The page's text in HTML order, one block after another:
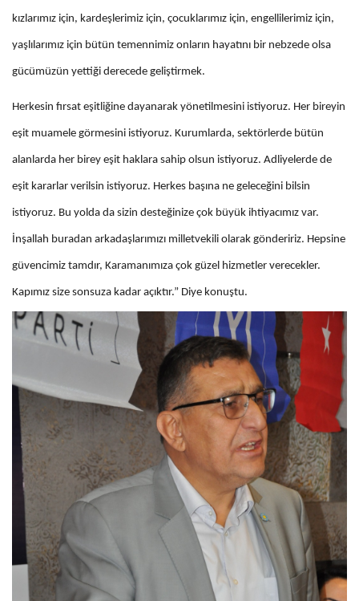
kızlarımız için, kardeşlerimiz için, çocuklarımız için, engellilerimiz için,
yaşlılarımız için bütün temennimiz onların hayatını bir nebzede olsa
gücümüzün yettiği derecede geliştirmek.
Herkesin fırsat eşitliğine dayanarak yönetilmesini istiyoruz. Her bireyin
eşit muamele görmesini istiyoruz. Kurumlarda, sektörlerde bütün
alanlarda her birey eşit haklara sahip olsun istiyoruz. Adliyelerde de
eşit kararlar verilsin istiyoruz. Herkes başına ne geleceğini bilsin
istiyoruz. Bu yolda da sizin desteğinize çok büyük ihtiyacımız var.
İnşallah buradan arkadaşlarımızı milletvekili olarak göndeririz. Hepsine
güvencimiz tamdır, Karamanımıza çok güzel hizmetler verecekler.
Kapımız size sonsuza kadar açıktır.” Diye konuştu.